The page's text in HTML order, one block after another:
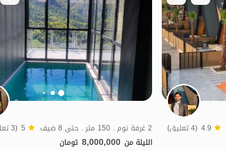
4.9 (4 تعليق)
2 غرفة نوم . 150 متر . حتى 8 ضيف 5 (3 تعليق)
الليلة من 8,000,000 تومان